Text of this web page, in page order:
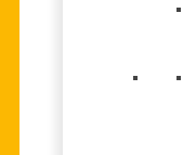
LÄGG TILL I
Partitur/